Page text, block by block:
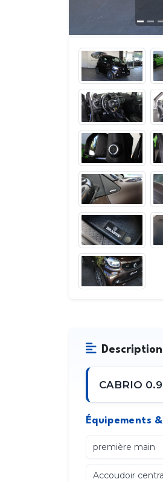
Description
CABRIO
Équipements
première main
Accoudoir